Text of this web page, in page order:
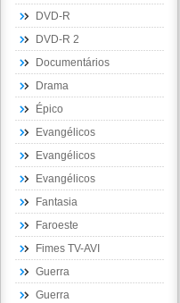
DVD-R
DVD-R 2
Documentários
Drama
Épico
Evangélicos
Evangélicos
Evangélicos
Fantasia
Faroeste
Fimes TV-AVI
Guerra
Guerra